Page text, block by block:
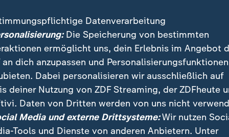
auch zeigen: Anders als etwa die Anschläge von
diese islamistischen Vorfälle keine Todesopfer.
meist rechtzeitig festnehmen. Der tödlichste
der letzten zehn Jahre in den USA
war der
Florida, im Jahr 2016 mit 50 Toten.
in New Orleans keine Poller?
Datenverarbeitung
Die Speicherung von bestimmten
ermöglicht uns, dein Erlebnis im Angebot
an dich anzupassen und Personalisierungsfunktionen
Dabei personalisieren wir ausschließlich auf
deiner Nutzung von ZDF Streaming, der ZDFheute
Daten von Dritten werden von uns nicht
Media und externe Drittsysteme:Wir nutzen
Tools und Dienste von anderen Anbietern. Unter